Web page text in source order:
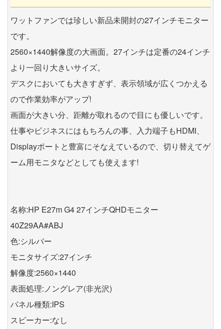
ワットファンでは珍しい新品未開封の27インチモニター
です。
2560×1440解像度の大画面。27インチは定番の24インチ
より一回り大きいサイズ。
デスクにおいても大きすぎず、表示領域が広くつかえる
ので作業効率がアップ!
画面が大きい分、距離が取れるので目にも優しいです。
仕事やビジネスにはもちろんの事、入力端子もHDMI、
Displayポートと豊富にそなえているので、切り替えてゲ
ーム用モニタなどとしても使えます!
名称:HP E27m G4 27インチQHDモニター
40Z29AA#ABJ
色:シルバー
モニタサイズ:27インチ
解像度:2560×1440
表面処理:ノングレア(非光沢)
パネル種類:IPS
スピーカー:なし